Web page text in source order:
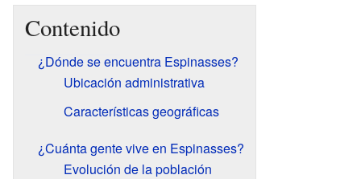
Contenido
¿Dónde se encuentra Espinasses?
Ubicación administrativa
Características geográficas
¿Cuánta gente vive en Espinasses?
Evolución de la población